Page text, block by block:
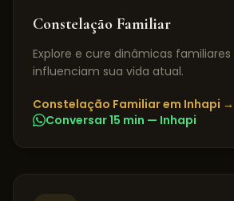
Constelação Familiar
Explore e cure dinâmicas
influenciam sua vida atual.
Constelação Familiarem Inhapi →
Conversar 15 min — Inhapi